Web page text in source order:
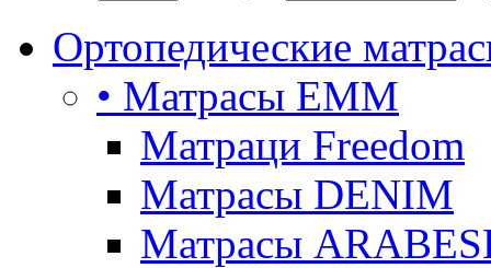
Ортопедические
• Матрасы ЕММ
Матраци Freedom
Матрасы DENIM
Матрасы